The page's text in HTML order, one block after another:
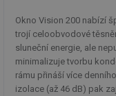
Okno Vision 200 nabízí
trojí celoobvodové
sluneční energie, ale
minimalizuje tvorbu
rámu přináší více
izolace (až 46 dB) pak